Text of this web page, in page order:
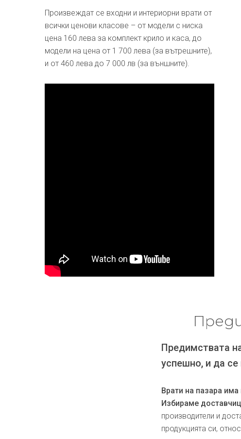
Произвеждат се входни и интериорни врати от
всички ценови класове – от модели с ниска
цена 160 лева за комплект крило и каса, до
модели на цена от 1 700 лева (за вътрешните),
и от 460 лева до 7 000 лв (за външните).
Предимствата
успешно, и да се
Врати на пазара
Избираме
производители и
продукцията си,